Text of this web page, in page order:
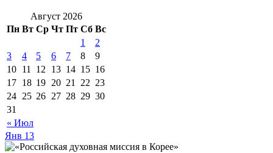
Август 2026
Пн Вт Ср Чт Пт Сб Вс
« Июл
1
2
3
4 5 6 7 8
9
10 11 12 13 14 15 16
17 18 19 20 21 22 23
24 25 26 27 28 29 30
31
Янв 13